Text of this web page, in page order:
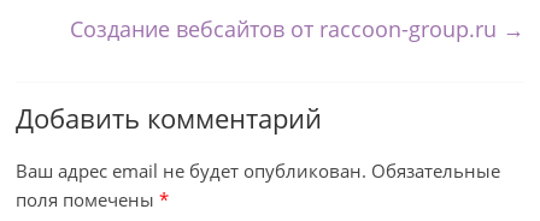
Создание вебсайтов от raccoon-group.ru →
Добавить комментарий
Ваш адрес email не будет опубликован. Обязательные
поля помечены*